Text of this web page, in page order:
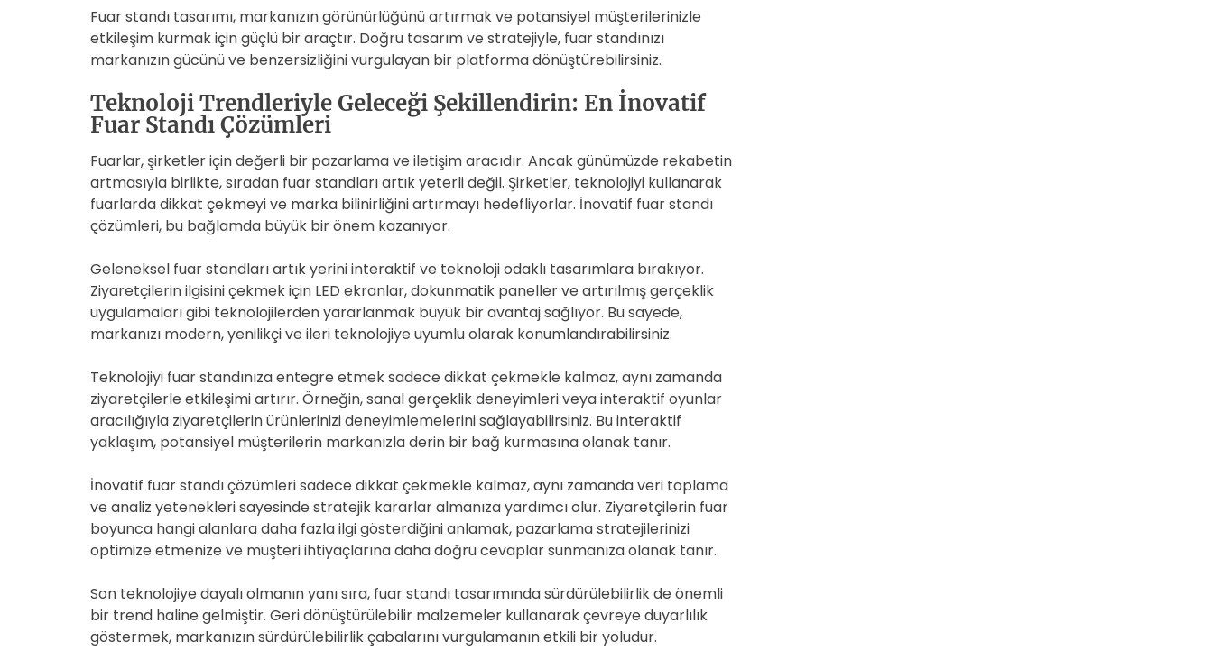
Fuar standı tasarımı, markanızın görünürlüğünü artırmak ve potansiyel müşterilerinizle
etkileşim kurmak için güçlü bir araçtır. Doğru tasarım ve stratejiyle, fuar standınızı
markanızın gücünü ve benzersizliğini vurgulayan bir platforma dönüştürebilirsiniz.
Teknoloji Trendleriyle Geleceği Şekillendirin: En İnovatif
Fuar Standı Çözümleri
Fuarlar, şirketler için değerli bir pazarlama ve iletişim aracıdır. Ancak günümüzde rekabetin
artmasıyla birlikte, sıradan fuar standları artık yeterli değil. Şirketler, teknolojiyi kullanarak
fuarlarda dikkat çekmeyi ve marka bilinirliğini artırmayı hedefliyorlar. İnovatif fuar standı
çözümleri, bu bağlamda büyük bir önem kazanıyor.
Geleneksel fuar standları artık yerini interaktif ve teknoloji odaklı tasarımlara bırakıyor.
Ziyaretçilerin ilgisini çekmek için LED ekranlar, dokunmatik paneller ve artırılmış gerçeklik
uygulamaları gibi teknolojilerden yararlanmak büyük bir avantaj sağlıyor. Bu sayede,
markanızı modern, yenilikçi ve ileri teknolojiye uyumlu olarak konumlandırabilirsiniz.
Teknolojiyi fuar standınıza entegre etmek sadece dikkat çekmekle kalmaz, aynı zamanda
ziyaretçilerle etkileşimi artırır. Örneğin, sanal gerçeklik deneyimleri veya interaktif oyunlar
aracılığıyla ziyaretçilerin ürünlerinizi deneyimlemelerini sağlayabilirsiniz. Bu interaktif
yaklaşım, potansiyel müşterilerin markanızla derin bir bağ kurmasına olanak tanır.
İnovatif fuar standı çözümleri sadece dikkat çekmekle kalmaz, aynı zamanda veri toplama
ve analiz yetenekleri sayesinde stratejik kararlar almanıza yardımcı olur. Ziyaretçilerin fuar
boyunca hangi alanlara daha fazla ilgi gösterdiğini anlamak, pazarlama stratejilerinizi
optimize etmenize ve müşteri ihtiyaçlarına daha doğru cevaplar sunmanıza olanak tanır.
Son teknolojiye dayalı olmanın yanı sıra, fuar standı tasarımında sürdürülebilirlik de önemli
bir trend haline gelmiştir. Geri dönüştürülebilir malzemeler kullanarak çevreye duyarlılık
göstermek, markanızın sürdürülebilirlik çabalarını vurgulamanın etkili bir yoludur.